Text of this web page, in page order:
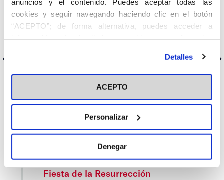
cookies y seguir navegando haciendo clic en el botón
“ACEPTO”; de forma alternativa, puedes acceder a
información más detallada y cambiar tus preferencias
en el botón "Personalizar". Para más información puedes
visitar nuestra Política de Cookies
Detalles
ACEPTO
Personalizar
Denegar
Bronchalo y Antonio María Domenech. Cada semana, los tres
consagrados explorarán diversos temas tomándose muy poco
en serio a sí mismos, pero muy en serio el catecismo de la
Iglesia.
Siguiente
Categorías
Cedinfor
Fiesta de la Resurrección